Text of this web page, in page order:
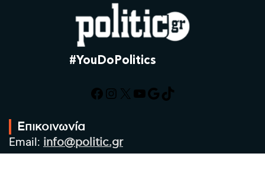
#YouDoPolitics
Facebook
Instagram
X YouTube
Google
TikTok
Επικοινωνία
Email: info@politic.gr
Τηλ: